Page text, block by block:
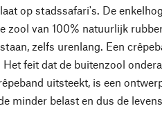
op stadssafari's. De
zool van 100% natuurlijk
zelfs urenlang. Een
feit dat de buitenzool
uitsteekt, is een
minder belast en dus de